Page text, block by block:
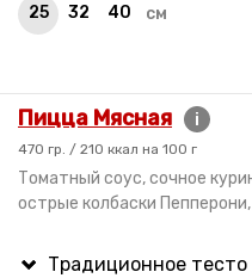
25 32 40 см
Пицца Мясная i
470 гр. / 210 ккал на 100 г
Томатный соус, сочное
острые колбаски